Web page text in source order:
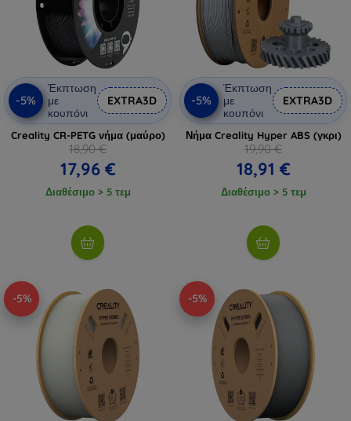
-5%
Έκπτωση
με
κουπόνι
EXTRA3D
Creality CR-PETG νήμα (μαύρο)
18,90 €
17,96 €
Διαθέσιμο > 5 τεμ
-5%
Έκπτωση
με
κουπόνι
EXTRA3D
Νήμα Creality Hyper ABS (γκρι)
19,90 €
18,91 €
Διαθέσιμο > 5 τεμ
-5% -5%